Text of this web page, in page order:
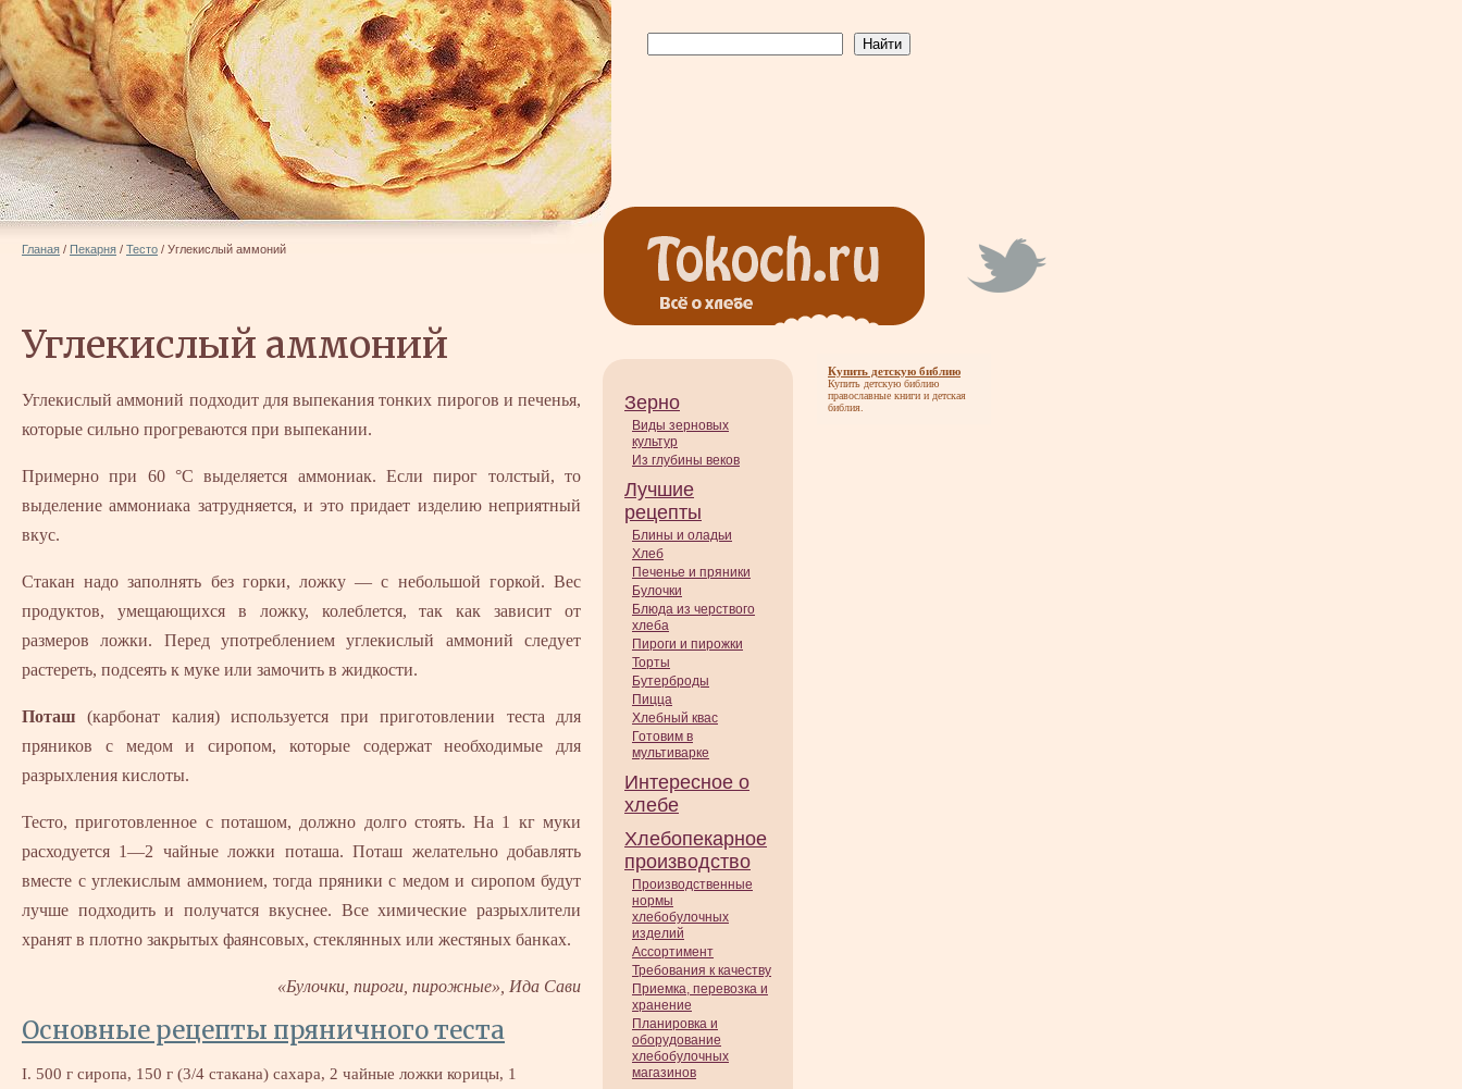
Гланая / Пекарня / Тесто / Углекислый аммоний
Углекислый аммоний
Углекислый аммоний подходит для выпекания тонких пирогов и печенья,
которые сильно прогреваются при выпекании.
Примерно при 60 °С выделяется аммониак. Если пирог толстый, то
выделение аммониака затрудняется, и это придает изделию неприятный
вкус.
Стакан надо заполнять без горки, ложку — с небольшой горкой. Вес
продуктов, умещающихся в ложку, колеблется, так как зависит от
размеров ложки. Перед употреблением углекислый аммоний следует
растереть, подсеять к муке или замочить в жидкости.
Поташ (карбонат калия) используется при приготовлении теста для
пряников с медом и сиропом, которые содержат необходимые для
разрыхления кислоты.
Тесто, приготовленное с поташом, должно долго стоять. На 1 кг муки
расходуется 1—2 чайные ложки поташа. Поташ желательно добавлять
вместе с углекислым аммонием, тогда пряники с медом и сиропом будут
лучше подходить и получатся вкуснее. Все химические разрыхлители
хранят в плотно закрытых фаянсовых, стеклянных или жестяных банках.
«Булочки, пироги, пирожные», Ида Сави
Основные рецепты пряничного теста
I. 500 г сиропа, 150 г (3/4 стакана) сахара, 2 чайные ложки корицы, 1
Зерно
Виды зерновых
культур
Из глубины веков
Лучшие
рецепты
Блины и оладьи
Хлеб
Печенье и пряники
Булочки
Блюда из черствого
хлеба
Пироги и пирожки
Торты
Бутерброды
Пицца
Хлебный квас
Готовим в
мультиварке
Интересное о
хлебе
Хлебопекарное
производство
Производственные
нормы
хлебобулочных
изделий
Ассортимент
Требования к качеству
Приемка, перевозка и
хранение
Планировка и
оборудование
хлебобулочных
магазинов
Купить детскую библию
Купить детскую библию
православные книги и детская
библия.